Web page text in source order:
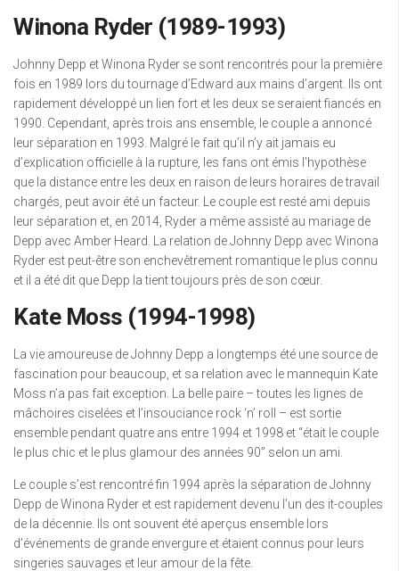
Winona Ryder (1989-1993)
Johnny Depp et Winona Ryder se sont rencontrés pour la première
fois en 1989 lors du tournage d’Edward aux mains d’argent. Ils ont
rapidement développé un lien fort et les deux se seraient fiancés en
1990. Cependant, après trois ans ensemble, le couple a annoncé
leur séparation en 1993. Malgré le fait qu’il n’y ait jamais eu
d’explication officielle à la rupture, les fans ont émis l’hypothèse
que la distance entre les deux en raison de leurs horaires de travail
chargés, peut avoir été un facteur. Le couple est resté ami depuis
leur séparation et, en 2014, Ryder a même assisté au mariage de
Depp avec Amber Heard. La relation de Johnny Depp avec Winona
Ryder est peut-être son enchevêtrement romantique le plus connu
et il a été dit que Depp la tient toujours près de son cœur.
Kate Moss (1994-1998)
La vie amoureuse de Johnny Depp a longtemps été une source de
fascination pour beaucoup, et sa relation avec le mannequin Kate
Moss n’a pas fait exception. La belle paire – toutes les lignes de
mâchoires ciselées et l’insouciance rock ‘n’ roll – est sortie
ensemble pendant quatre ans entre 1994 et 1998 et “était le couple
le plus chic et le plus glamour des années 90” selon un ami.
Le couple s’est rencontré fin 1994 après la séparation de Johnny
Depp de Winona Ryder et est rapidement devenu l’un des it-couples
de la décennie. Ils ont souvent été aperçus ensemble lors
d’événements de grande envergure et étaient connus pour leurs
singeries sauvages et leur amour de la fête.